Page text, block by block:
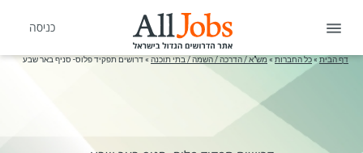
כניסה
דף הבית »כל החברות » מש"א / הדרכה / השמה / בתי תוכנה»דרושים תפקיד פלוס- סניף באר שבע